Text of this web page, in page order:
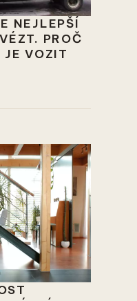
NEJLEPŠÍ
PROČ
JE VOZIT